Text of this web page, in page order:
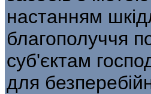
настанням
благополуччя
суб'єктам
для